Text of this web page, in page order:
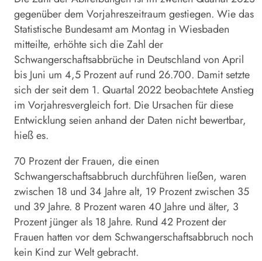
gegenüber dem Vorjahreszeitraum gestiegen. Wie das
Statistische Bundesamt am Montag in Wiesbaden
mitteilte, erhöhte sich die Zahl der
Schwangerschaftsabbrüche in Deutschland von April
bis Juni um 4,5 Prozent auf rund 26.700. Damit setzte
sich der seit dem 1. Quartal 2022 beobachtete Anstieg
im Vorjahresvergleich fort. Die Ursachen für diese
Entwicklung seien anhand der Daten nicht bewertbar,
hieß es.
70 Prozent der Frauen, die einen
Schwangerschaftsabbruch durchführen ließen, waren
zwischen 18 und 34 Jahre alt, 19 Prozent zwischen 35
und 39 Jahre. 8 Prozent waren 40 Jahre und älter, 3
Prozent jünger als 18 Jahre. Rund 42 Prozent der
Frauen hatten vor dem Schwangerschaftsabbruch noch
kein Kind zur Welt gebracht.